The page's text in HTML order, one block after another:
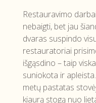
Restauravimo
nebaigti, bet jau
dvaras suspindo
restauratoriai
išgąsdino – taip
suniokota ir
metų pastatas
kiaurą stogą nuo